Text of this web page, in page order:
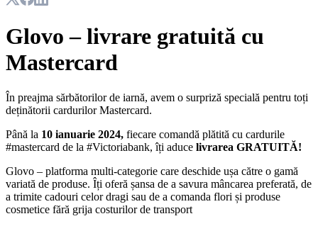
Glovo – livrare gratuită cu
Mastercard
În preajma sărbătorilor de iarnă, avem o surpriză specială pentru toți
deținătorii cardurilor Mastercard.
Până la 10 ianuarie 2024, fiecare comandă plătită cu cardurile
#mastercard de la #Victoriabank,îți aduce livrarea GRATUITĂ!
Glovo – platforma multi-categorie care deschide ușa către o gamă
variată de produse. Îți oferă șansa de a savura mâncarea preferată, de
a trimite cadouri celor dragi sau de a comanda flori și produse
cosmetice fără grija costurilor de transport